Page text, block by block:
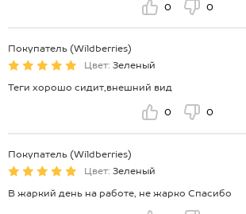
0 0
Покупатель (Wildberries)
Цвет: Зеленый
Теги хорошо сидит,внешний вид
0 0
Покупатель (Wildberries)
Цвет: Зеленый
В жаркий день на работе, не жарко Спасибо